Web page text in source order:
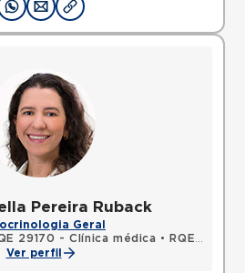
Pereira Ruback
Geral
29170 - Clínica médica •
RQE 29171 - Endocrinologia e metabologia
Ver perfil